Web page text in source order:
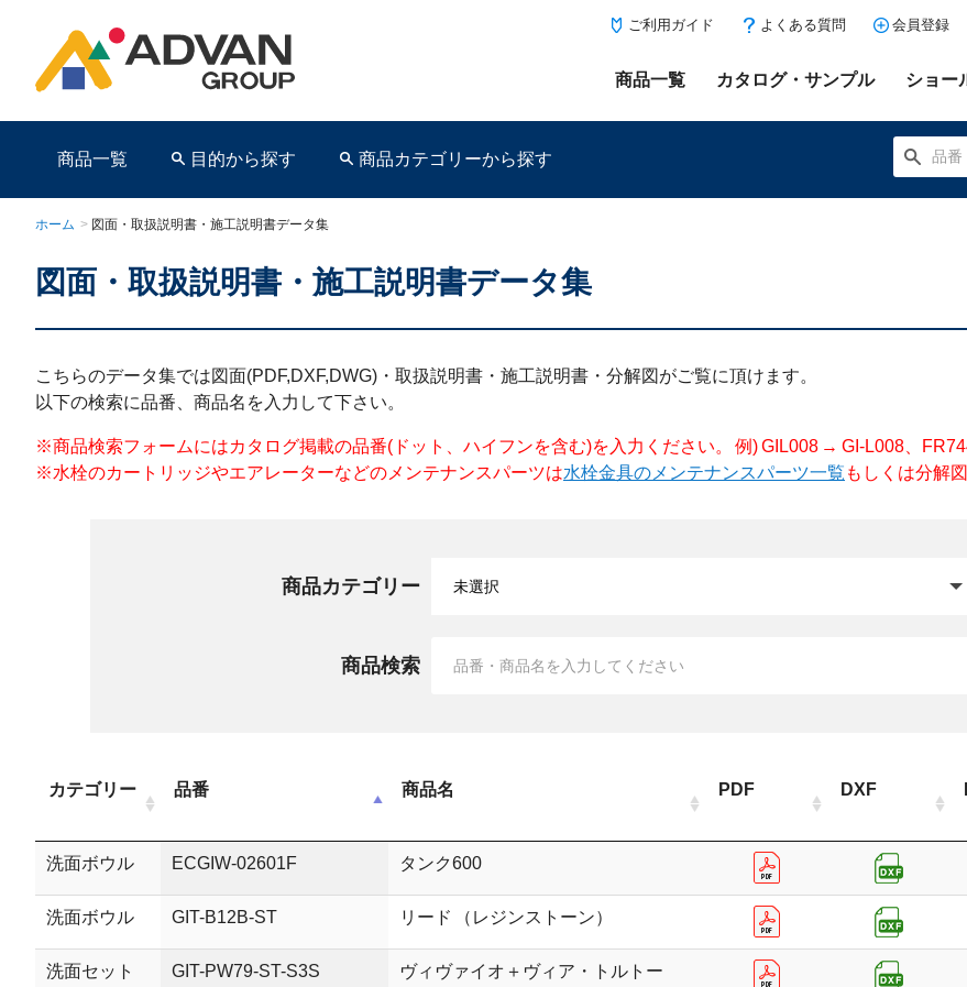
ご利用ガイド よくある質問 会員登録
商品一覧 カタログ・サンプル ショー
商品一覧 目的から探す 商品カテゴリーから探す
ホーム > 図面・取扱説明書・施工説明書データ集
図面・取扱説明書・施工説明書データ集
こちらのデータ集では図面(PDF,DXF,DWG)・取扱説明書・施工説明書・分解図がご覧に頂けます。
以下の検索に品番、商品名を入力して下さい。
※商品検索フォームにはカタログ掲載の品番(ドット、ハイフンを含む)を入力ください。 例) GIL008 → GI-L008、
※水栓のカートリッジやエアレーターなどのメンテナンスパーツは水栓金具のメンテナンスパーツ一覧 もしくは分解
商品カテゴリー
商品検索
カテゴリー 品番 商品名 PDF DXF
洗面ボウル ECGIW-02601F タンク600
洗面ボウル GIT-B12B-ST リード （レジンストーン）
洗面セット GIT-PW79-ST-S3S
ヴィヴァイオ＋ヴィア・トルトー